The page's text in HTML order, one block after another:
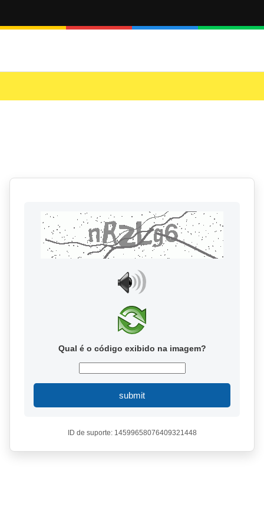
Qual é o código exibido na imagem?
submit
ID de suporte: 14599658076409321448